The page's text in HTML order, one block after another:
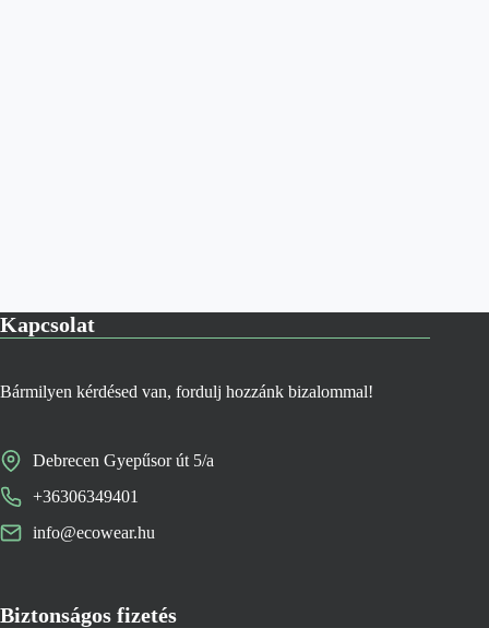
Kapcsolat
Bármilyen kérdésed van, fordulj hozzánk bizalommal!
Debrecen Gyepűsor út 5/a
+36306349401
info@ecowear.hu
Biztonságos fizetés